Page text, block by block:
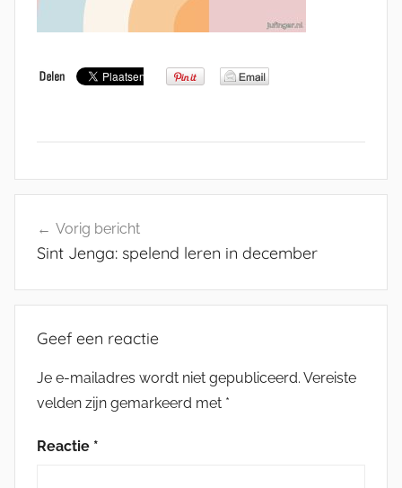
navigatie
Vorig bericht
Sint Jenga: spelend leren in december
Geef een reactie
Je e-mailadres wordt niet gepubliceerd. Vereiste
velden zijn gemarkeerd met *
Reactie *